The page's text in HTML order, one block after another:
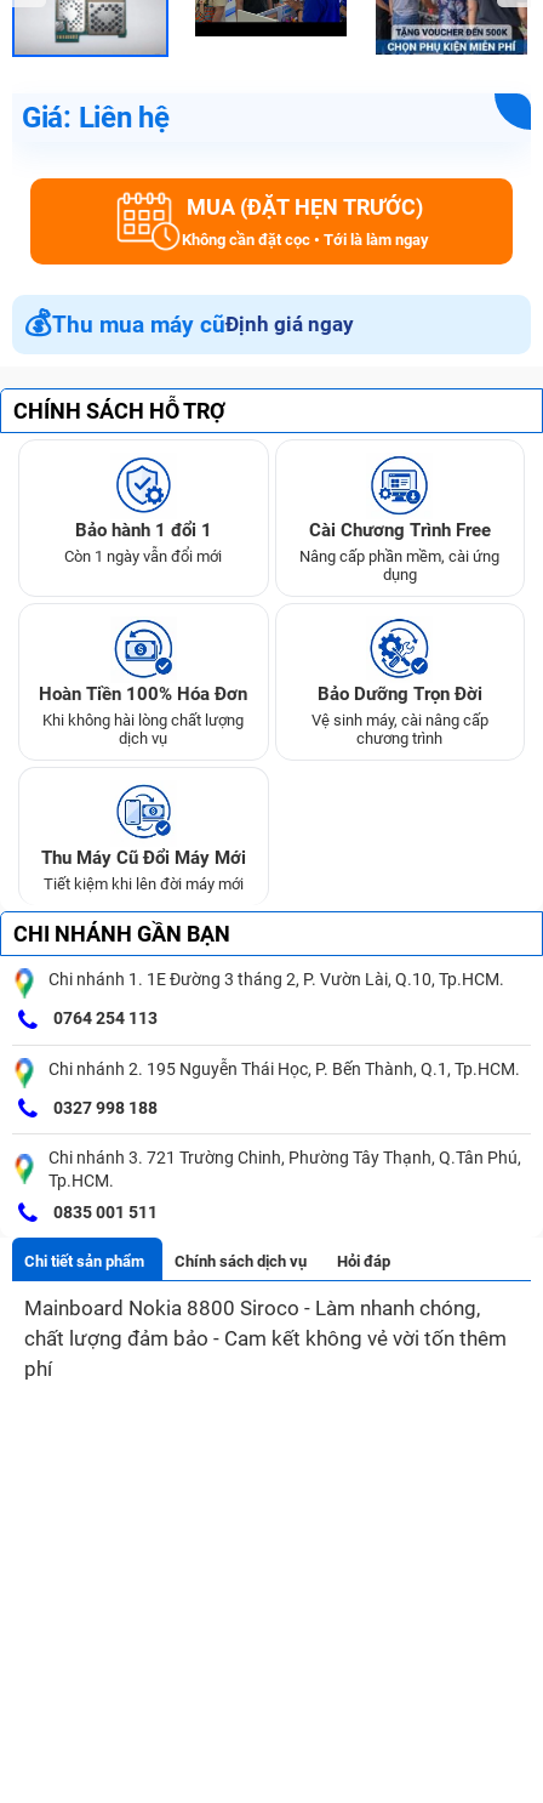
Giá: Liên hệ
MUA (ĐẶT HẸN TRƯỚC)
Không cần đặt cọc • Tới là làm ngay
💰Thu mua máy cũĐịnh giá ngay
CHÍNH SÁCH HỖ TRỢ
Bảo hành 1 đổi 1
Còn 1 ngày vẫn đổi mới
Cài Chương Trình Free
Nâng cấp phần mềm, cài ứng
dụng
Hoàn Tiền 100% Hóa Đơn
Khi không hài lòng chất lượng
dịch vụ
Bảo Dưỡng Trọn Đời
Vệ sinh máy, cài nâng cấp
chương trình
Thu Máy Cũ Đổi Máy Mới
Tiết kiệm khi lên đời máy mới
CHI NHÁNH GẦN BẠN
Chi nhánh 1. 1E Đường 3 tháng 2, P. Vườn Lài, Q.10, Tp.HCM.
0764 254 113
Chi nhánh 2. 195 Nguyễn Thái Học, P. Bến Thành, Q.1, Tp.HCM.
0327 998 188
Chi nhánh 3. 721 Trường Chinh, Phường Tây Thạnh, Q.Tân Phú,
Tp.HCM.
0835 001 511
Chi tiết sản phẩm Chính sách dịch vụ Hỏi đáp
Mainboard Nokia 8800 Siroco - Làm nhanh chóng,
chất lượng đảm bảo - Cam kết không vẻ vời tốn thêm
phí